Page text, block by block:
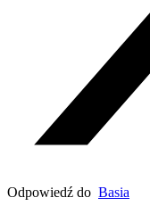
Odpowiedź do Basia